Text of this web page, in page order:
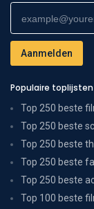
Populaire toplijsten
Top 250 beste
Top 250 beste
Top 250 beste
Top 250 beste
Top 250 beste
Top 100 beste